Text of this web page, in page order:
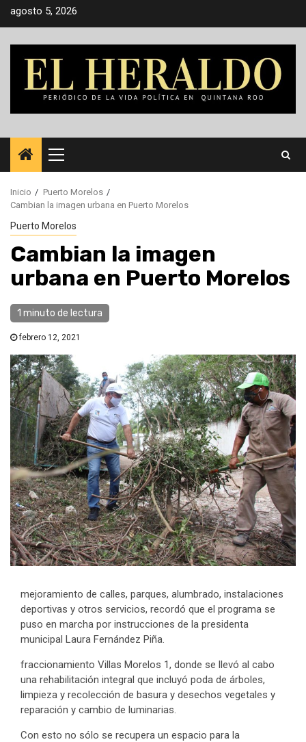
Saltar
agosto 5, 2026
Menú
principal
Inicio
Puerto Morelos
Cambian la imagen urbana en Puerto Morelos
Puerto Morelos
Cambian la imagen
urbana en Puerto Morelos
1 minuto de lectura
febrero 12, 2021
mejoramiento de calles, parques, alumbrado, instalaciones
deportivas y otros servicios, recordó que el programa se
puso en marcha por instrucciones de la presidenta
municipal Laura Fernández Piña.
fraccionamiento Villas Morelos 1, donde se llevó al cabo
una rehabilitación integral que incluyó poda de árboles,
limpieza y recolección de basura y desechos vegetales y
reparación y cambio de luminarias.
Con esto no sólo se recupera un espacio para la